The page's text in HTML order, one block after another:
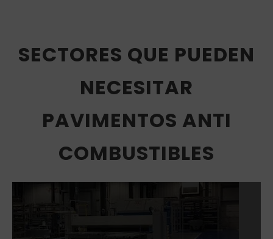
SECTORES QUE PUEDEN
NECESITAR
PAVIMENTOS ANTI
COMBUSTIBLES